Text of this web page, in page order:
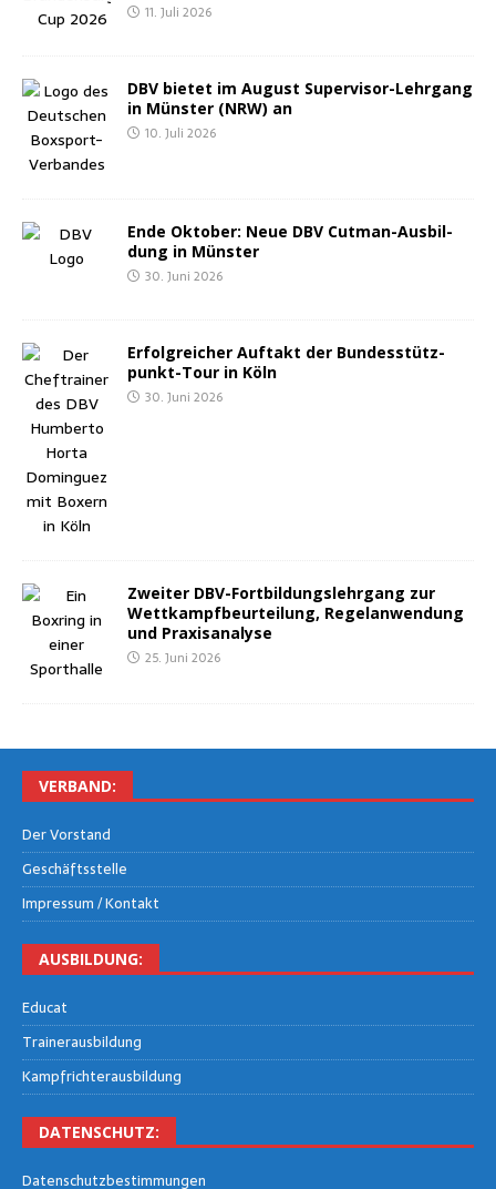
11. Juli 2026
DBV bie­tet im August Super­vi­sor-Lehr­gang
in Müns­ter (NRW) an
10. Juli 2026
Ende Okto­ber: Neue DBV Cut­man-Aus­bil­
dung in Münster
30. Juni 2026
Erfolg­rei­cher Auf­takt der Bun­des­stütz­
punkt-Tour in Köln
30. Juni 2026
Zwei­ter DBV-Fort­bil­dungs­lehr­gang zur
Wett­kampf­be­ur­tei­lung, Regel­an­wen­dung
und Praxisanalyse
25. Juni 2026
VER­BAND:
Der Vor­stand
Geschäfts­stel­le
Impres­sum / Kontakt
AUS­BIL­DUNG:
Edu­cat
Trai­ner­aus­bil­dung
Kampf­rich­ter­aus­bil­dung
DATEN­SCHUTZ:
Daten­schutz­be­stim­mun­gen